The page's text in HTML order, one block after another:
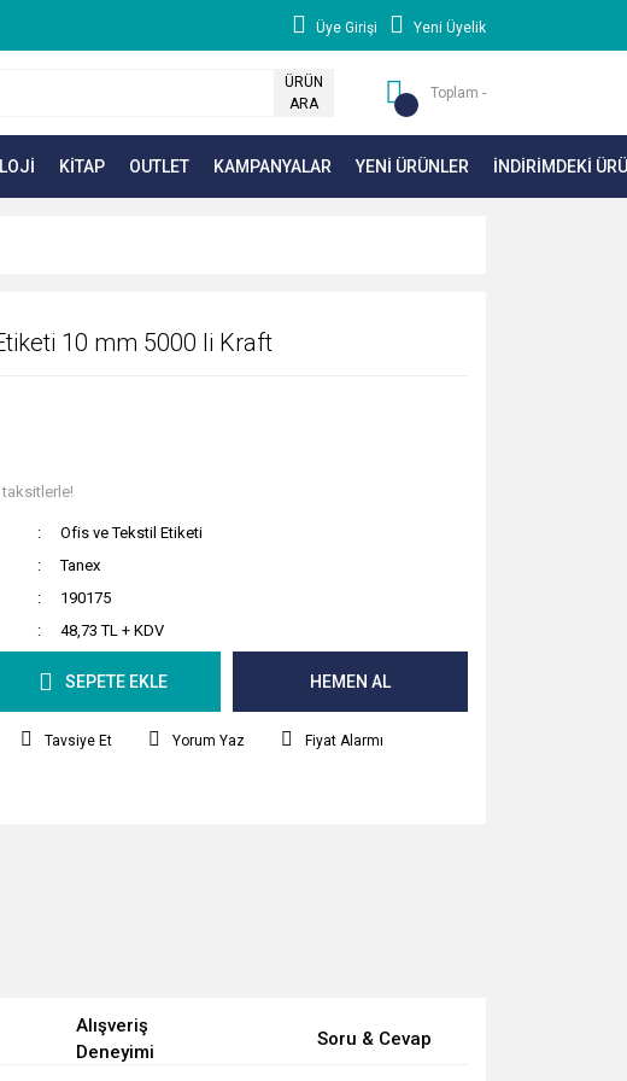
Üye Girişi Yeni Üyelik
ÜRÜN
ARA
Toplam -
KİTAP OUTLET KAMPANYALAR YENİ ÜRÜNLER İNDİRİMDEKİ
10 mm 5000 li Kraft
Ofis ve Tekstil Etiketi
Tanex
190175
48,73 TL + KDV
SEPETE EKLE HEMEN AL
Tavsiye Et Yorum Yaz Fiyat Alarmı
Alışveriş
Deneyimi
Soru & Cevap